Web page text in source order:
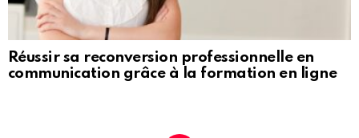
Réussir sa reconversion professionnelle en
communication grâce à la formation en ligne